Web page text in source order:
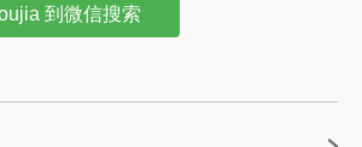
到微信搜索